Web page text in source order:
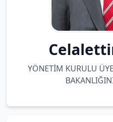
YÖNETİM KURULU